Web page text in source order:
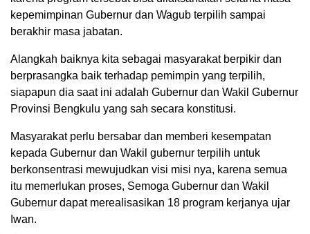
kepemimpinan Gubernur dan Wagub terpilih sampai
berakhir masa jabatan.
Alangkah baiknya kita sebagai masyarakat berpikir dan
berprasangka baik terhadap pemimpin yang terpilih,
siapapun dia saat ini adalah Gubernur dan Wakil Gubernur
Provinsi Bengkulu yang sah secara konstitusi.
Masyarakat perlu bersabar dan memberi kesempatan
kepada Gubernur dan Wakil gubernur terpilih untuk
berkonsentrasi mewujudkan visi misi nya, karena semua
itu memerlukan proses, Semoga Gubernur dan Wakil
Gubernur dapat merealisasikan 18 program kerjanya ujar
Iwan.